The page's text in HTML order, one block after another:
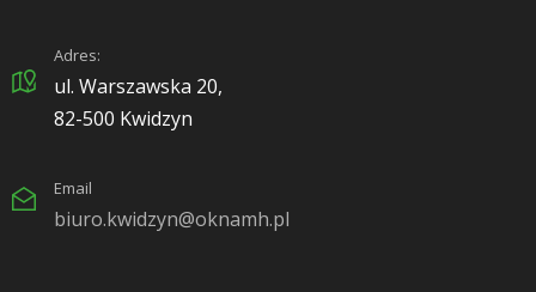
Adres:
ul. Warszawska 20,
82-500 Kwidzyn
Email
biuro.kwidzyn@oknamh.pl